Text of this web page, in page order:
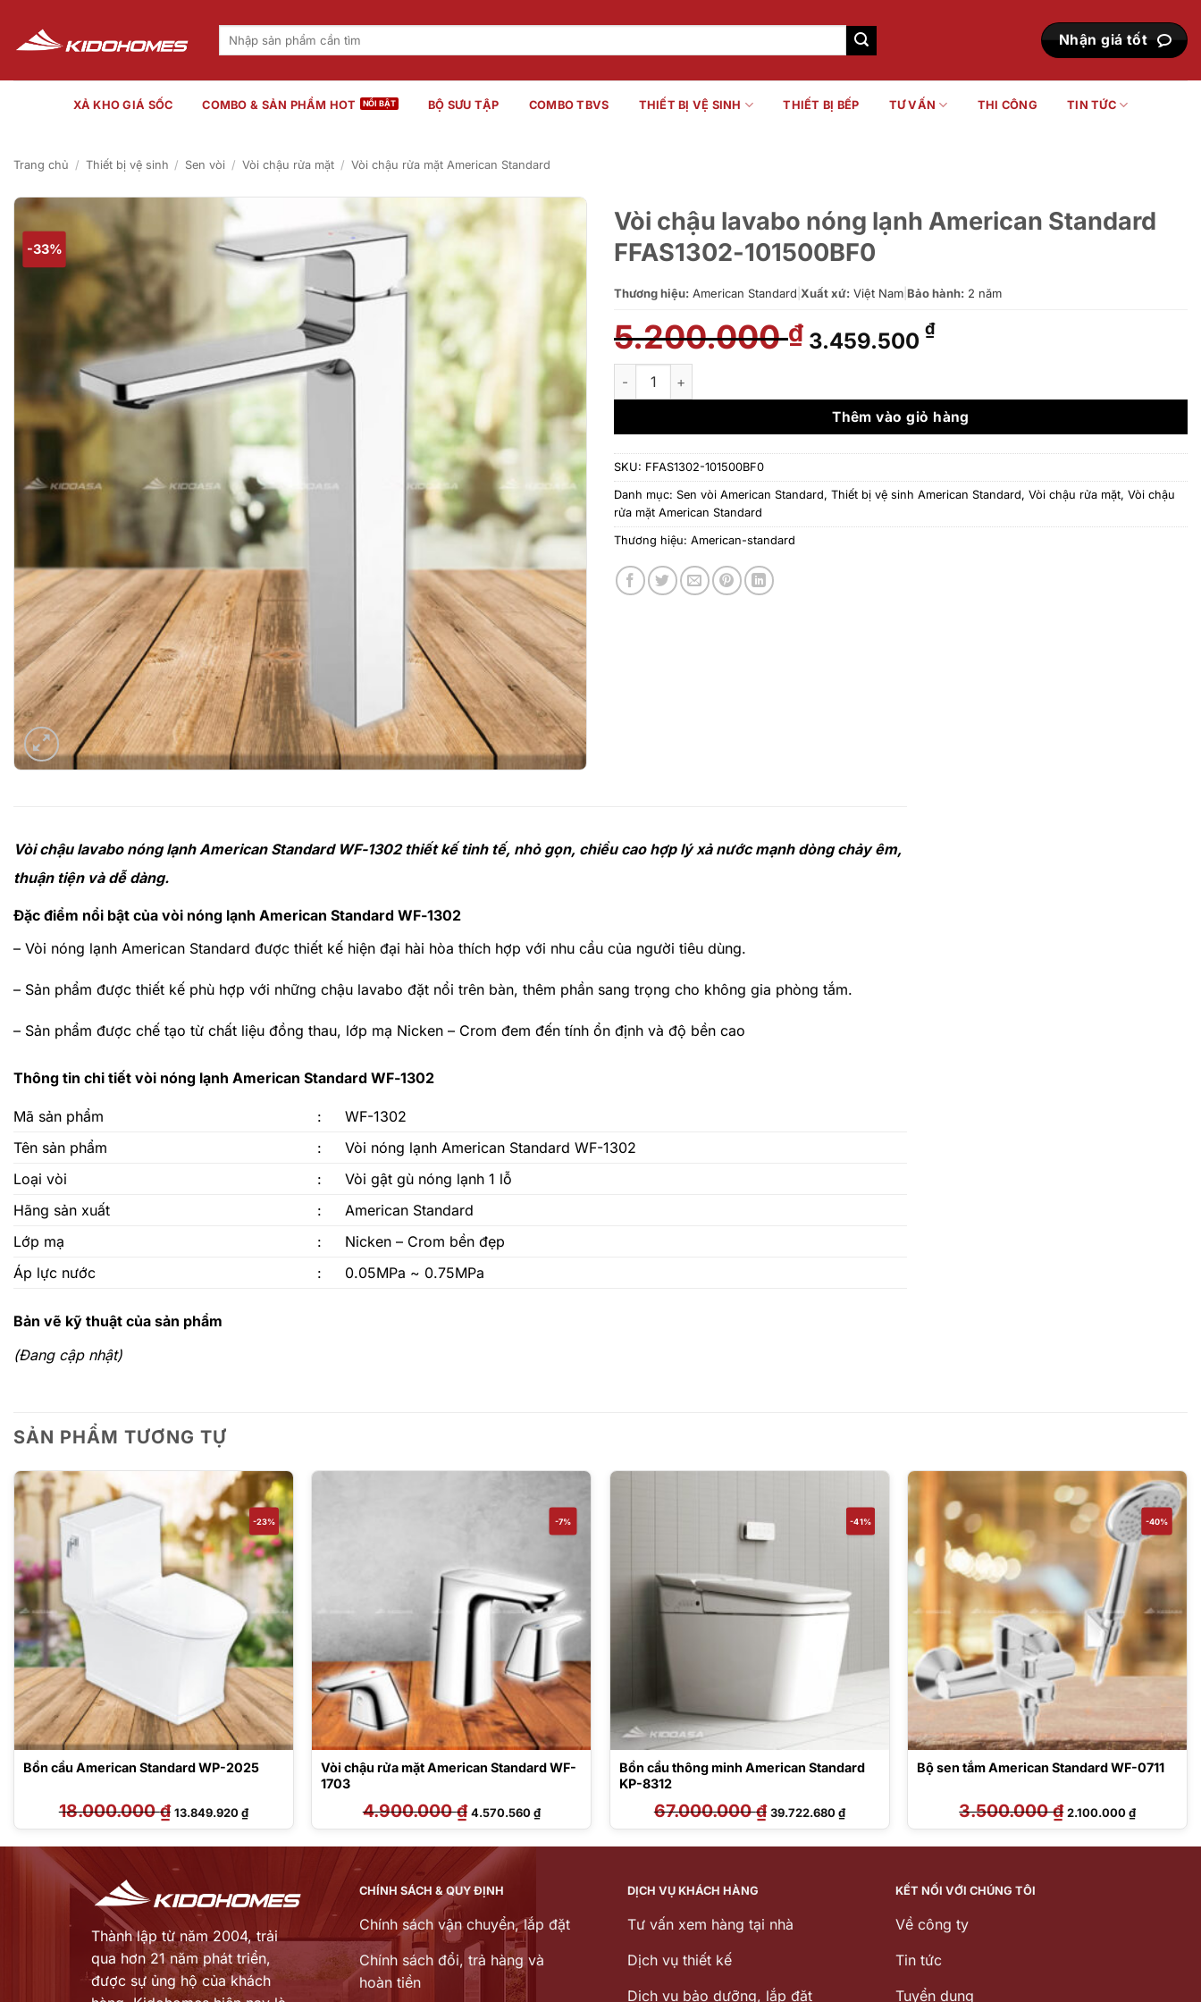
nội
dung
Tìm
Nhận giá tốt
XẢ KHO GIÁ SỐC COMBO & SẢN PHẨM HOT BỘ SƯU TẬP COMBO TBVS THIẾT BỊ VỆ SINH THIẾT BỊ BẾP TƯ VẤN THI CÔNG TIN TỨC
Trang chủ / Thiết bị vệ sinh / Sen vòi / Vòi chậu rửa mặt / Vòi chậu rửa mặt American Standard
-33%
Vòi chậu lavabo nóng lạnh American Standard
FFAS1302-101500BF0
Thương hiệu: American Standard Xuất xứ: Việt Nam Bảo hành: 2 năm
5.200.000₫ Giá
gốc
5.200.000 ₫.
3.459.500 ₫Giá
là:
3.459.500 ₫.
Vòi chậu lavabo nóng lạnh American Standard FFAS1302-101500BF0 số lượng
Thêm vào giỏ hàng
SKU: FFAS1302-101500BF0
Danh mục: Sen vòi American Standard, Thiết bị vệ sinh American Standard, Vòi chậu rửa mặt, Vòi chậu
rửa mặt American Standard
Thương hiệu: American-standard
Vòi chậu lavabo nóng lạnh American Standard WF-1302 thiết kế tinh tế, nhỏ gọn, chiều cao hợp lý xả nước mạnh dòng chảy êm,
thuận tiện và dễ dàng.
Đặc điểm nổi bật của vòi nóng lạnh American Standard WF-1302
– Vòi nóng lạnh American Standard được thiết kế hiện đại hài hòa thích hợp với nhu cầu của người tiêu dùng.
– Sản phẩm được thiết kế phù hợp với những chậu lavabo đặt nổi trên bàn, thêm phần sang trọng cho không gia phòng tắm.
– Sản phẩm được chế tạo từ chất liệu đồng thau, lớp mạ Nicken – Crom đem đến tính ổn định và độ bền cao
Thông tin chi tiết vòi nóng lạnh American Standard WF-1302
Mã sản phẩm :
WF-1302
Tên sản phẩm
:
Vòi nóng lạnh American Standard WF-1302
Loại vòi
:
Vòi gật gù nóng lạnh 1 lỗ
Hãng sản xuất
:
American Standard
Lớp mạ
:
Nicken – Crom bền đẹp
Áp lực nước
: 0.05MPa ~ 0.75MPa
Bản vẽ kỹ thuật của sản phẩm
(Đang cập nhật)
SẢN PHẨM TƯƠNG TỰ
-23%
Bồn cầu American Standard WP-2025
18.000.000₫ Giá
gốc
là:
13.849.920₫Giá
hiện
tại
13.849.920 ₫.
-7%
Vòi chậu rửa mặt American Standard WF-
1703
4.900.000₫ Giá
gốc
là:
4.570.560₫Giá
hiện
tại
4.570.560 ₫.
-41%
Bồn cầu thông minh American Standard
KP-8312
67.000.000₫ Giá
gốc
là:
39.722.680₫Giá
hiện
tại
39.722.680 ₫.
-40%
Bộ sen tắm American Standard WF-0711
3.500.000₫ Giá
gốc
là:
2.100.000₫Giá
hiện
tại
2.100.000
Thành lập từ năm 2004, trải
qua hơn 21 năm phát triển,
được sự ủng hộ của khách
CHÍNH SÁCH & QUY ĐỊNH
Chính sách vận chuyển, lắp đặt
Chính sách đổi, trả hàng và
hoàn tiền
DỊCH VỤ KHÁCH HÀNG
Tư vấn xem hàng tại nhà
Dịch vụ thiết kế
Dịch vu bảo dưỡng, lắp đặt
KẾT NỐI VỚI CHÚNG TÔI
Về công ty
Tin tức
Tuyển dụng